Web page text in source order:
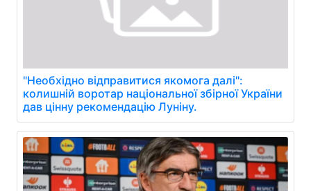
"Необхідно відправитися якомога далі":
колишній воротар національної збірної України
дав цінну рекомендацію Луніну.